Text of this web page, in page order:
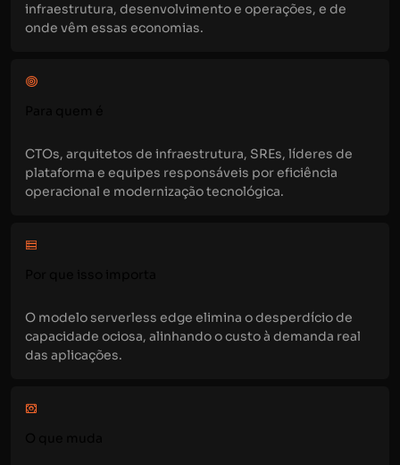
infraestrutura, desenvolvimento e operações, e de
onde vêm essas economias.
CTOs, arquitetos de infraestrutura, SREs, líderes de
plataforma e equipes responsáveis por eficiência
operacional e modernização tecnológica.
O modelo serverless edge elimina o desperdício de
capacidade ociosa, alinhando o custo à demanda real
das aplicações.